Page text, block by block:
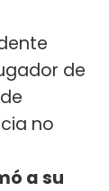
de
no
a su